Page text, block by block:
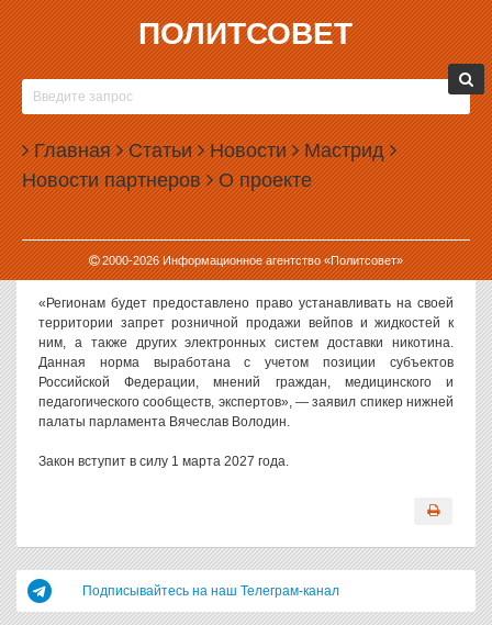
ПОЛИТСОВЕТ
Главная Статьи Новости Мастрид
Новости партнеров О проекте
2000-2026Информационное агентство «Политсовет»
09.06.2026, 16:09
ГОСДУМА ПРИНЯЛА ЗАКОН О ЗАПРЕТЕ
ВЕЙПОВ
Государственная дума приняла закон, который дает
региональным властям право полностью запрещать продажу
вейпов.
Поправки во втором и третьем чтениях были приняты на
заседании Госдумы 9 июня 2026 года.
«Регионам будет предоставлено право устанавливать на своей
территории запрет розничной продажи вейпов и жидкостей к
ним, а также других электронных систем доставки никотина.
Данная норма выработана с учетом позиции субъектов
Российской Федерации, мнений граждан, медицинского и
педагогического сообществ, экспертов», — заявил спикер нижней
палаты парламента Вячеслав Володин.
Закон вступит в силу 1 марта 2027 года.
Подписывайтесь на наш Телеграм-канал